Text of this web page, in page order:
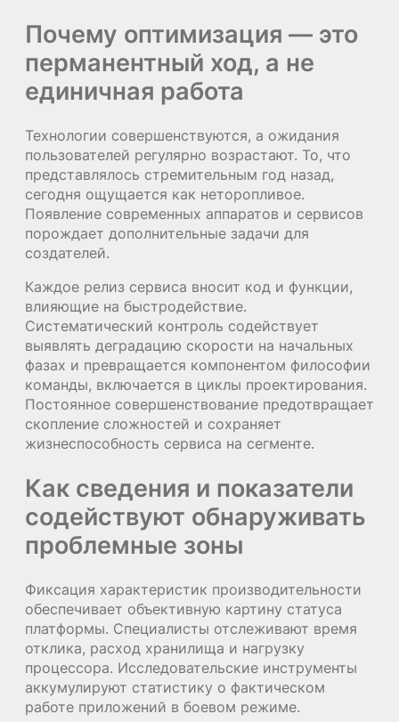
Почему оптимизация — это
перманентный ход, а не
единичная работа
Технологии совершенствуются, а ожидания
пользователей регулярно возрастают. То, что
представлялось стремительным год назад,
сегодня ощущается как неторопливое.
Появление современных аппаратов и сервисов
порождает дополнительные задачи для
создателей.
Каждое релиз сервиса вносит код и функции,
влияющие на быстродействие.
Систематический контроль содействует
выявлять деградацию скорости на начальных
фазах и превращается компонентом философии
команды, включается в циклы проектирования.
Постоянное совершенствование предотвращает
скопление сложностей и сохраняет
жизнеспособность сервиса на сегменте.
Как сведения и показатели
содействуют обнаруживать
проблемные зоны
Фиксация характеристик производительности
обеспечивает объективную картину статуса
платформы. Специалисты отслеживают время
отклика, расход хранилища и нагрузку
процессора. Исследовательские инструменты
аккумулируют статистику о фактическом
работе приложений в боевом режиме.